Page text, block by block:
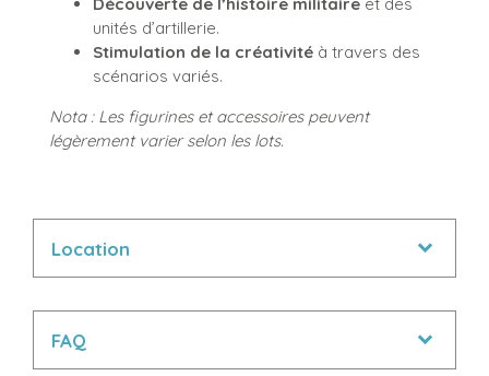
Découverte de l’histoire militaire et des
unités d’artillerie.
Stimulation de la créativité à travers des
scénarios variés.
Nota : Les figurines et accessoires peuvent
légèrement varier selon les lots.
Location
FAQ